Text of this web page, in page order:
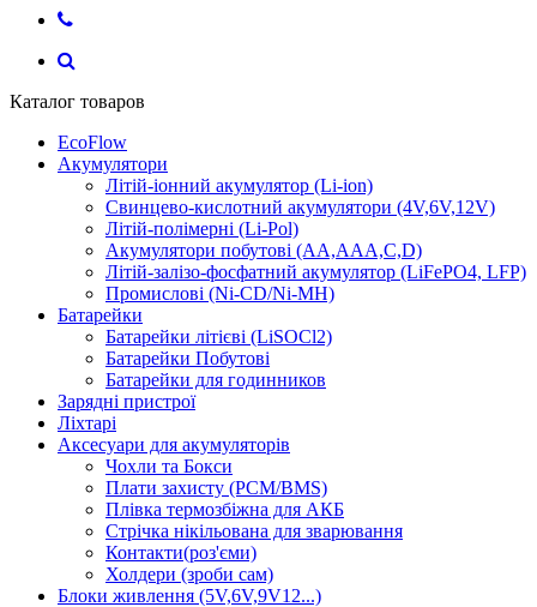
Каталог товаров
EcoFlow
Акумулятори
Літій-іонний акумулятор (Li-ion)
Свинцево-кислотний акумулятори (4V,6V,12V)
Літій-полімерні (Li-Pol)
Акумулятори побутові (AA,AAA,C,D)
Літій-залізо-фосфатний акумулятор (LiFePO4, LFP)
Промислові (Ni-CD/Ni-MH)
Батарейки
Батарейки літієві (LiSOCl2)
Батарейки Побутові
Батарейки для годинников
Зарядні пристрої
Ліхтарі
Аксесуари для акумуляторів
Чохли та Бокси
Плати захисту (PCM/BMS)
Плівка термозбіжна для АКБ
Стрічка нікільована для зварювання
Контакти(роз'єми)
Холдери (зроби сам)
Блоки живлення (5V,6V,9V12...)